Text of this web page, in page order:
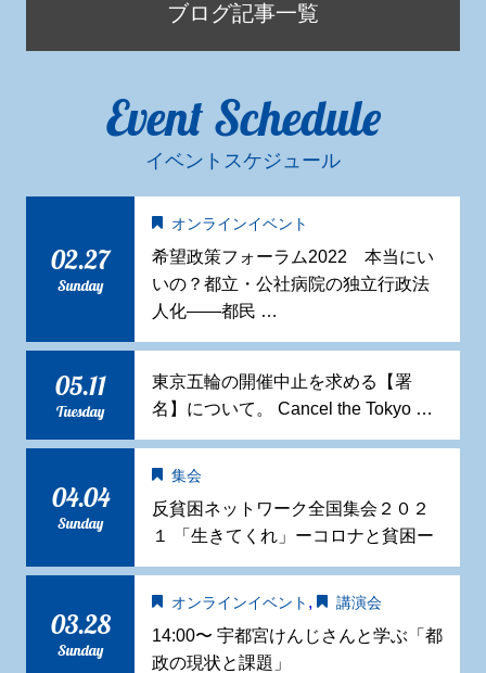
ブログ記事一覧
Event Schedule
イベントスケジュール
02.27
Sunday
オンラインイベント
希望政策フォーラム2022 本当にい
いの？都立・公社病院の独立行政法
人化——都民 …
05.11
Tuesday
東京五輪の開催中止を求める【署
名】について。 Cancel the Tokyo …
04.04
Sunday
集会
反貧困ネットワーク全国集会２０２
１ 「生きてくれ」ーコロナと貧困ー
03.28
Sunday
オンラインイベント , 講演会
14:00〜 宇都宮けんじさんと学ぶ「都
政の現状と課題」